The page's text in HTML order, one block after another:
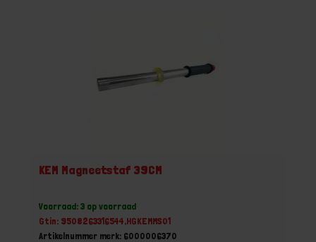
KEM Magneetstaf 39CM
Voorraad: 3 op voorraad
Gtin: 9508263316544,HGKEMMS01
Artikelnummer merk: 6000006370